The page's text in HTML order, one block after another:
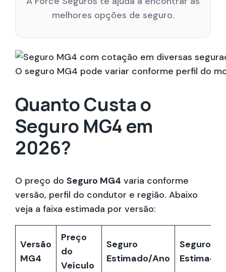
melhores opções de seguro.
O seguro MG4 pode variar conforme perfil do
Quanto Custa o
Seguro MG4 em
2026?
O preço do Seguro MG4 varia conforme
versão, perfil do condutor e região. Abaixo
veja a faixa estimada por versão:
Versão
MG4
Preço
do
Veículo
Seguro
Estimado/Ano
Seguro